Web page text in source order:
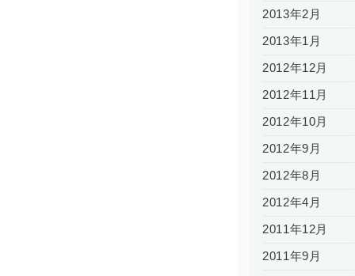
2013年2月
2013年1月
2012年12月
2012年11月
2012年10月
2012年9月
2012年8月
2012年4月
2011年12月
2011年9月